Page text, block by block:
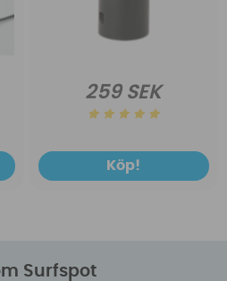
259 SEK
Köp!
Surfspot